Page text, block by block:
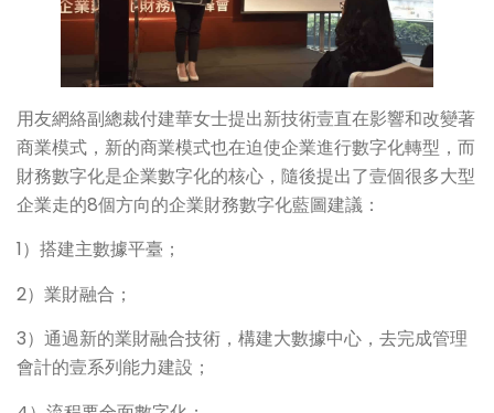
用友網絡副總裁付建華女士提出新技術壹直在影響和改變著
商業模式，新的商業模式也在迫使企業進行數字化轉型，而
財務數字化是企業數字化的核心，隨後提出了壹個很多大型
企業走的8個方向的企業財務數字化藍圖建議：
1）搭建主數據平臺；
2）業財融合；
3）通過新的業財融合技術，構建大數據中心，去完成管理
會計的壹系列能力建設；